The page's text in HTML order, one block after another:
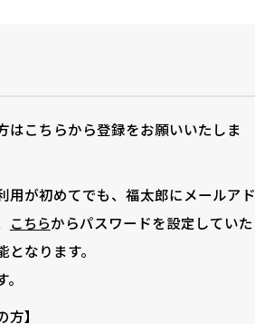
はこちらから登録をお願いいたしま
が初めてでも、福太郎にメールアド
こちらからパスワードを設定していた
なります。
】